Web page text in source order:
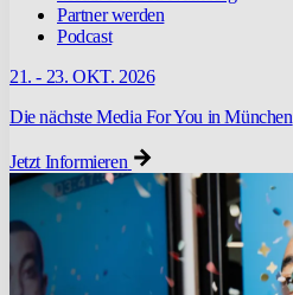
Partner werden
Podcast
21. - 23. OKT. 2026
Die nächste Media For You in München
Jetzt Informieren